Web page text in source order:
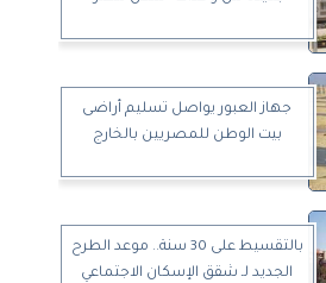
جهاز العبور يواصل تسليم أراضى
بيت الوطن للمصريين بالخارج
بالتقسيط على 30 سنة.. موعد الطرح
الجديد لـ شقق الإسكان الاجتماعي